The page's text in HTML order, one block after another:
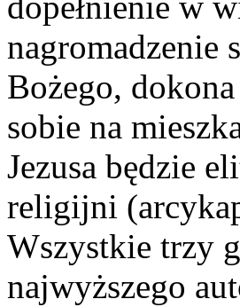
nagromadzenie
Bożego,
sobie na
Jezusa będzie
religijni
Wszystkie trzy
najwyższego